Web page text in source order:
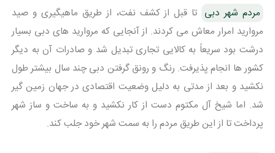
مردم شهر دبی تا قبل از کشف نفت، از طریق ماهیگیری و صید
مروارید امرار معاش می کردند. از آنجایی که مروارید های دبی بسیار
درشت بود سریعاً به کالایی تجاری تبدیل شد و صادرات آن به دیگر
کشور ها انجام پذیرفت. رنگ و رونق گرفتن دبی چند سال بیشتر طول
نکشید و بعد از مدتی به دلیل وضعیت اقتصادی در جهان زمین گیر
شد. اما شیخ آل مکتوم دست از کار نکشید و به ساخت و ساز شهر
پرداخت تا از این طریق مردم را به سمت شهر خود جلب کند.